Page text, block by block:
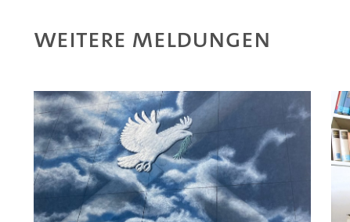
Weitere Meldungen